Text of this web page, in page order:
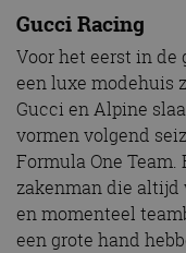
Gucci Racing
Voor het eerst in de
een luxe modehuis
Gucci en Alpine
vormen volgend
Formula One
zakenman die altijd
en momenteel
een grote hand